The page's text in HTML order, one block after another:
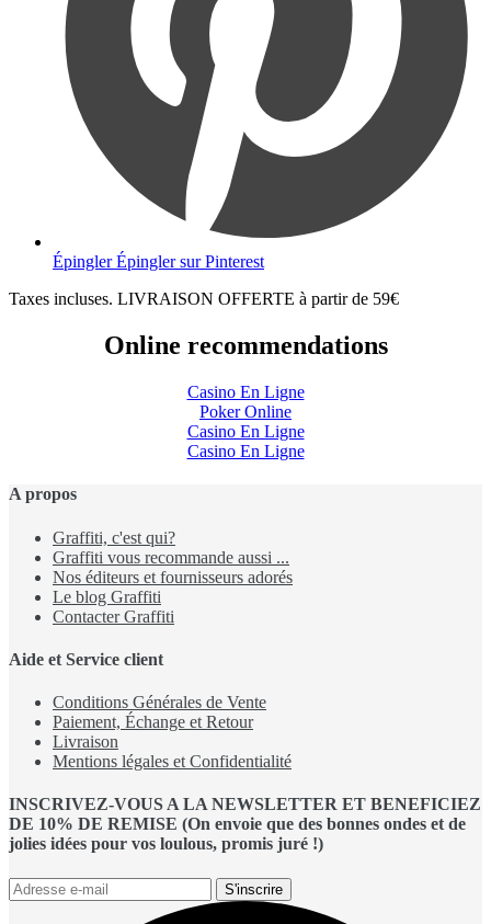
Épingler Épingler sur Pinterest
Taxes incluses. LIVRAISON OFFERTE à partir de 59€
Online recommendations
Casino En Ligne
Poker Online
Casino En Ligne
Casino En Ligne
A propos
Graffiti, c'est qui?
Graffiti vous recommande aussi ...
Nos éditeurs et fournisseurs adorés
Le blog Graffiti
Contacter Graffiti
Aide et Service client
Conditions Générales de Vente
Paiement, Échange et Retour
Livraison
Mentions légales et Confidentialité
INSCRIVEZ-VOUS A LA NEWSLETTER ET BENEFICIEZ
DE 10% DE REMISE (On envoie que des bonnes ondes et de
jolies idées pour vos loulous, promis juré !)
S'inscrire